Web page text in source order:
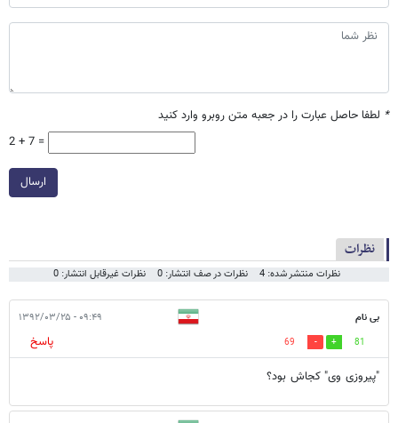
* لطفا حاصل عبارت را در جعبه متن روبرو وارد کنید
2 + 7 =
ارسال
نظرات
نظرات منتشر شده: 4 نظرات در صف انتشار: 0 نظرات غیرقابل انتشار: 0
بی نام ۰۹:۴۹ - ۱۳۹۲/۰۳/۲۵
81
69
پاسخ
"پیروزی وی" کجاش بود؟